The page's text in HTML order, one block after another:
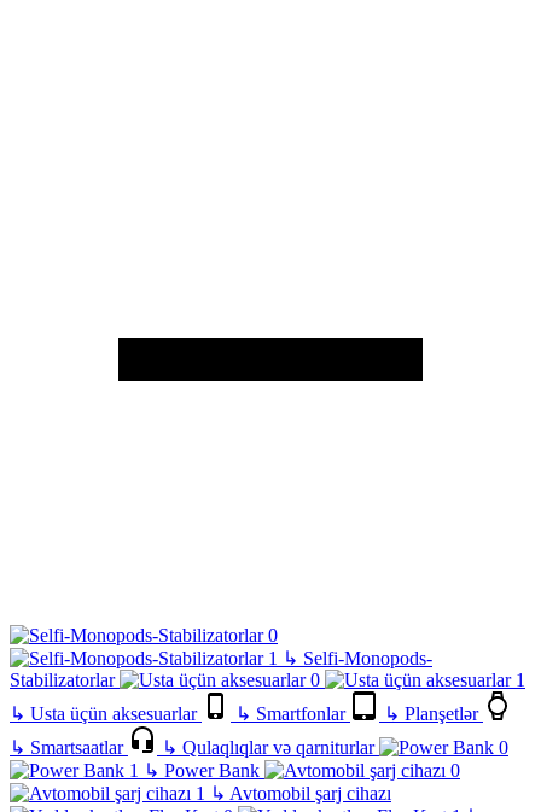
↳ Selfi-Monopods-
Stabilizatorlar
↳ Usta üçün aksesuarlar ↳ Smartfonlar ↳ Planşetlər
↳ Smartsaatlar ↳ Qulaqlıqlar və qarniturlar
↳ Power Bank
↳ Avtomobil şarj cihazı